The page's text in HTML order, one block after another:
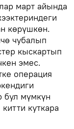
март айында
көрүшкөн.
чубалып
кыскартып
эмес.
операция
бул мүмкүн
куткара